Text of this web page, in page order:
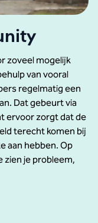
zoveel mogelijk
van vooral
regelmatig een
Dat gebeurt via
ervoor zorgt dat de
terecht komen bij
aan hebben. Op
zien je probleem,